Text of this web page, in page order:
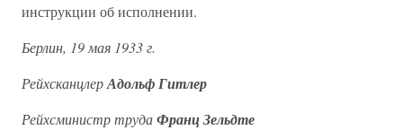
инструкции об исполнении.
Берлин, 19 мая 1933 г.
РейхсканцлерАдольф Гитлер
Рейхсминистр трудаФранц Зельдте